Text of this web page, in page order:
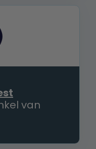
is:
van